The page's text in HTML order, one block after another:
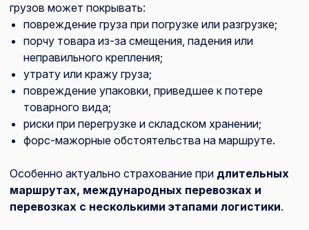
грузов может покрывать:
повреждение груза при погрузке или разгрузке;
порчу товара из-за смещения, падения или
неправильного крепления;
утрату или кражу груза;
повреждение упаковки, приведшее к потере
товарного вида;
риски при перегрузке и складском хранении;
форс-мажорные обстоятельства на маршруте.
Особенно актуально страхование при длительных
маршрутах, международных перевозках и
перевозках с несколькими этапами логистики.